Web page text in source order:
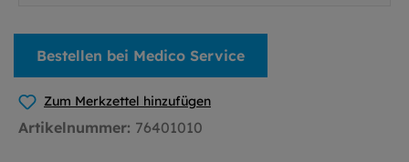
Bestellen bei Medico Service
Zum Merkzettel hinzufügen
Artikelnummer: 76401010